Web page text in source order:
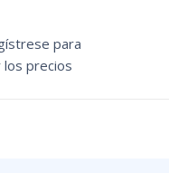
para
los precios